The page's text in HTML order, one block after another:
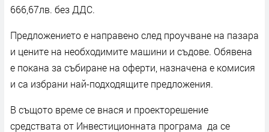
666,67лв. без ДДС.
Предложението е направено след проучване на пазара
и цените на необходимите машини и съдове. Обявена
е покана за събиране на оферти, назначена е комисия
и са избрани най-подходящите предложения.
В същото време се внася и проекторешение
средствата от Инвестиционната програма да се